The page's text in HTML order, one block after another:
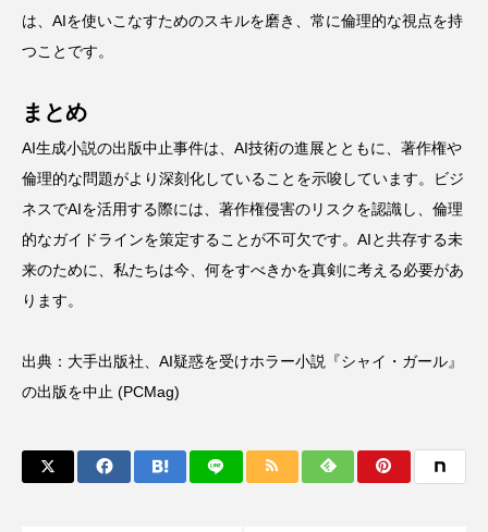
は、AIを使いこなすためのスキルを磨き、常に倫理的な視点を持
つことです。
まとめ
AI生成小説の出版中止事件は、AI技術の進展とともに、著作権や
倫理的な問題がより深刻化していることを示唆しています。ビジ
ネスでAIを活用する際には、著作権侵害のリスクを認識し、倫理
的なガイドラインを策定することが不可欠です。AIと共存する未
来のために、私たちは今、何をすべきかを真剣に考える必要があ
ります。
出典： 大手出版社、AI疑惑を受けホラー小説『シャイ・ガール』
の出版を中止 (PCMag)